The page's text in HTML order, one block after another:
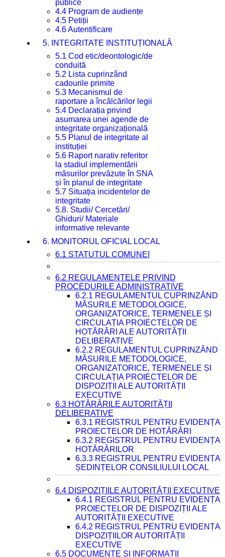
publice
4.4 Program de audiențe
4.5 Petiții
4.6 Autentificare
5. INTEGRITATE INSTITUȚIONALĂ
5.1 Cod etic/deontologic/de
conduită
5.2 Lista cuprinzând
cadourile primite
5.3 Mecanismul de
raportare a încălcărilor legii
5.4 Declarația privind
asumarea unei agende de
integritate organizațională
5.5 Planul de integritate al
instituției
5.6 Raport narativ referitor
la stadiul implementării
măsurilor prevăzute în SNA
și în planul de integritate
5.7 Situația incidentelor de
integritate
5.8. Studii/ Cercetări/
Ghiduri/ Materiale
informative relevante
6. MONITORUL OFICIAL LOCAL
6.1 STATUTUL COMUNEI
6.2 REGULAMENTELE PRIVIND
PROCEDURILE ADMINISTRATIVE
6.2.1 REGULAMENTUL CUPRINZÂND
MĂSURILE METODOLOGICE,
ORGANIZATORICE, TERMENELE ȘI
CIRCULAȚIA PROIECTELOR DE
HOTĂRÂRI ALE AUTORITĂȚII
DELIBERATIVE
6.2.2 REGULAMENTUL CUPRINZÂND
MĂSURILE METODOLOGICE,
ORGANIZATORICE, TERMENELE ȘI
CIRCULAȚIA PROIECTELOR DE
DISPOZIȚII ALE AUTORITĂȚII
EXECUTIVE
6.3 HOTĂRÂRILE AUTORITĂȚII
DELIBERATIVE
6.3.1 REGISTRUL PENTRU EVIDENȚA
PROIECTELOR DE HOTĂRÂRI
6.3.2 REGISTRUL PENTRU EVIDENȚA
HOTĂRÂRILOR
6.3.3 REGISTRUL PENTRU EVIDENȚA
ȘEDINȚELOR CONSILIULUI LOCAL
6.4 DISPOZIȚIILE AUTORITĂȚII EXECUTIVE
6.4.1 REGISTRUL PENTRU EVIDENȚA
PROIECTELOR DE DISPOZIȚII ALE
AUTORITĂȚII EXECUTIVE
6.4.2 REGISTRUL PENTRU EVIDENȚA
DISPOZIȚIILOR AUTORITĂȚII
EXECUTIVE
6.5 DOCUMENTE ȘI INFORMAȚII